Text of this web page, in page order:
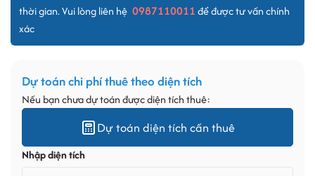
thời gian. Vui lòng liên hệ 0987110011để được tư vấn chính
xác
Dự toán chi phí thuê theo diện tích
Nếu bạn chưa dự toán được diện tích thuê:
Dự toán diện tích cần thuê
Nhập diện tích